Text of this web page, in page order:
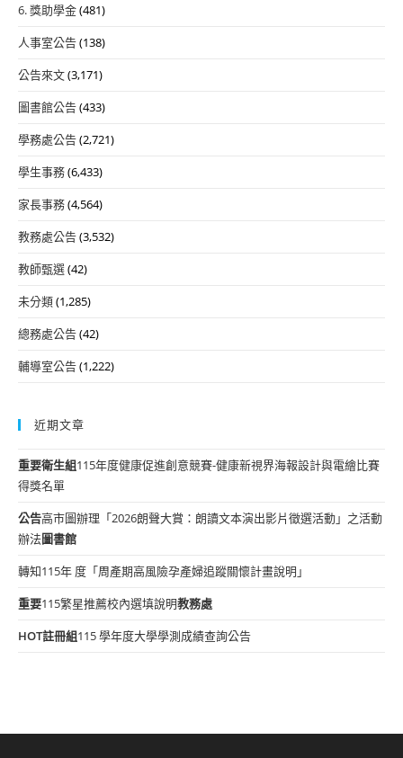
6. 獎助學金(481)
人事室公告(138)
公告來文(3,171)
圖書館公告(433)
學務處公告(2,721)
學生事務(6,433)
家長事務(4,564)
教務處公告(3,532)
教師甄選(42)
未分類(1,285)
總務處公告(42)
輔導室公告(1,222)
近期文章
重要衛生組115年度健康促進創意競賽-健康新視界海報設計與電繪比賽
得獎名單
公告高市圖辦理「2026朗聲大賞：朗讀文本演出影片徵選活動」之活動
辦法圖書館
轉知115年 度「周產期高風險孕產婦追蹤關懷計畫說明」
重要115繁星推薦校內選填說明教務處
HOT註冊組115 學年度大學學測成績查詢公告